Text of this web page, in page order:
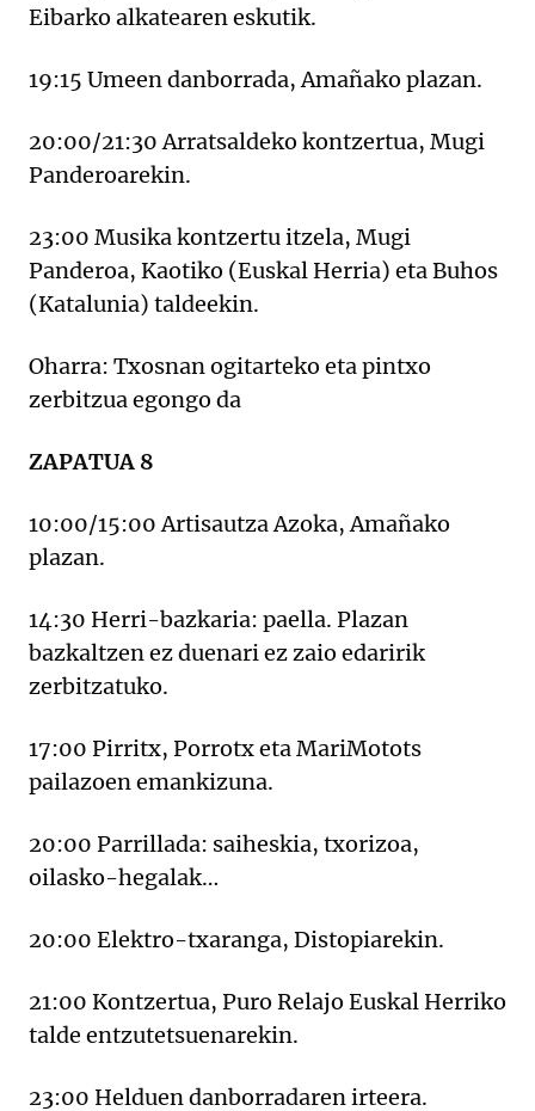
Eibarko alkatearen eskutik.
19:15 Umeen danborrada, Amañako plazan.
20:00/21:30 Arratsaldeko kontzertua, Mugi
Panderoarekin.
23:00 Musika kontzertu itzela, Mugi
Panderoa, Kaotiko (Euskal Herria) eta Buhos
(Katalunia) taldeekin.
Oharra: Txosnan ogitarteko eta pintxo
zerbitzua egongo da
ZAPATUA 8
10:00/15:00 Artisautza Azoka, Amañako
plazan.
14:30 Herri-bazkaria: paella. Plazan
bazkaltzen ez duenari ez zaio edaririk
zerbitzatuko.
17:00 Pirritx, Porrotx eta MariMotots
pailazoen emankizuna.
20:00 Parrillada: saiheskia, txorizoa,
oilasko-hegalak…
20:00 Elektro-txaranga, Distopiarekin.
21:00 Kontzertua, Puro Relajo Euskal Herriko
talde entzutetsuenarekin.
23:00 Helduen danborradaren irteera.